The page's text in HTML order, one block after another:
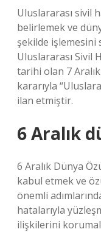
Uluslararası sivil
belirlemek ve
şekilde işlemesini
Uluslararası Sivil
tarihi olan 7
kararıyla
ilan etmiştir.
6 Aralık
6 Aralık Dünya
kabul etmek ve
önemli
hatalarıyla
ilişkilerini